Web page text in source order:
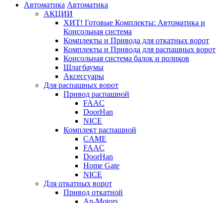
Автоматика Автоматика
АКЦИИ
ХИТ! Готовые Комплекты: Автоматика и
Консольная система
Комплекты и Привода для откатных ворот
Комплекты и Привода для распашных ворот
Консольная система балок и роликов
Шлагбаумы
Аксессуары
Для распашных ворот
Привод распашной
FAAC
DoorHan
NICE
Комплект распашной
CAME
FAAC
DoorHan
Home Gate
NICE
Для откатных ворот
Привод откатной
An-Motors